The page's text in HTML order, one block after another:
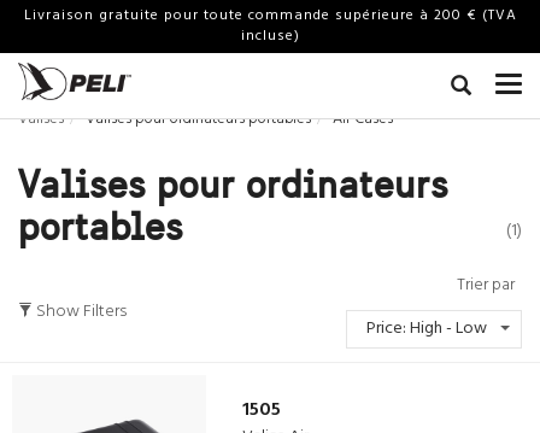
Livraison gratuite pour toute commande supérieure à 200 € (TVA
incluse)
Valises Valises pour ordinateurs portables Air Cases
Valises pour ordinateurs
portables
(1)
Show Filters
Trier par
Price: High - Low
1505